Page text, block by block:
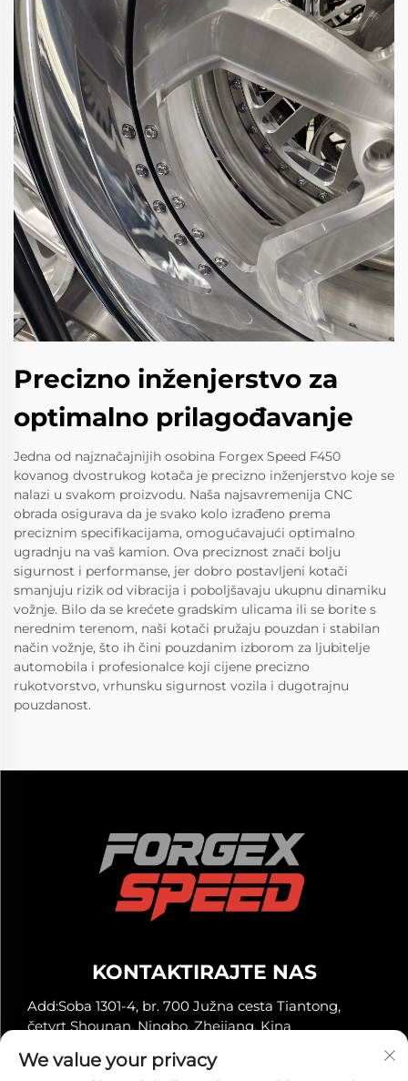
Precizno inženjerstvo za
optimalno prilagođavanje
Jedna od najznačajnijih osobina Forgex Speed F450
kovanog dvostrukog kotača je precizno inženjerstvo koje se
nalazi u svakom proizvodu. Naša najsavremenija CNC
obrada osigurava da je svako kolo izrađeno prema
preciznim specifikacijama, omogućavajući optimalno
ugradnju na vaš kamion. Ova preciznost znači bolju
sigurnost i performanse, jer dobro postavljeni kotači
smanjuju rizik od vibracija i poboljšavaju ukupnu dinamiku
vožnje. Bilo da se krećete gradskim ulicama ili se borite s
nerednim terenom, naši kotači pružaju pouzdan i stabilan
način vožnje, što ih čini pouzdanim izborom za ljubitelje
automobila i profesionalce koji cijene precizno
rukotvorstvo, vrhunsku sigurnost vozila i dugotrajnu
pouzdanost.
KONTAKTIRAJTE NAS
Add:Soba 1301-4, br. 700 Južna cesta Tiantong,
četvrt Shounan, Ningbo, Zhejiang, Kina
-Tel: +86-13929561315
We value your privacy